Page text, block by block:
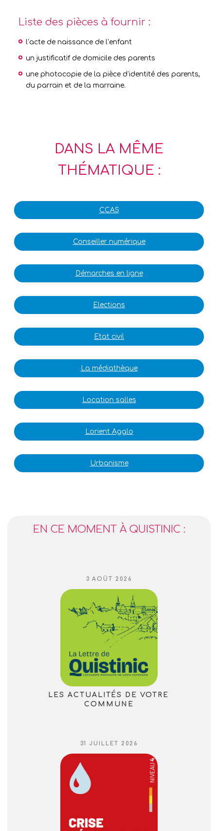
Liste des pièces à fournir :
l’acte de naissance de l’enfant
un justificatif de domicile des parents
une photocopie de la pièce d’identité des parents,
du parrain et de la marraine.
DANS LA MÊME
THÉMATIQUE :
CCAS
Conseiller numérique
Démarches en ligne
Elections
Etat civil
La médiathèque
Location salles
Lorient Agglo
Urbanisme
EN CE MOMENT À QUISTINIC :
PUBLIÉ
3 AOÛT 2026
LES ACTUALITÉS DE VOTRE
COMMUNE
PUBLIÉ
31 JUILLET 2026